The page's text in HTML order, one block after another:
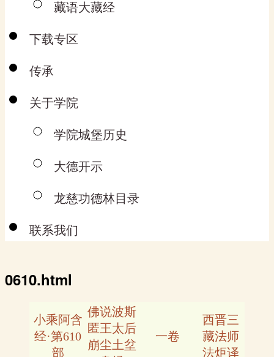
藏语大藏经
下载专区
传承
关于学院
学院城堡历史
大德开示
龙慈功德林目录
联系我们
0610.html
小乘阿含
经·第610
部
佛说波斯
匿王太后
崩尘土坌
一卷
西晋三
藏法师
法炬译